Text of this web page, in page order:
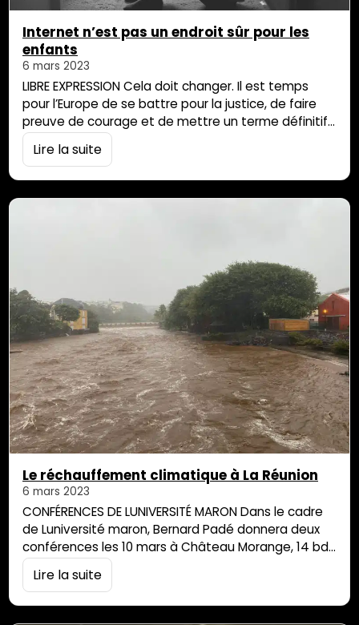
Internet n’est pas un endroit sûr pour les
enfants
6 mars 2023
LIBRE EXPRESSION Cela doit changer. Il est temps
pour l’Europe de se battre pour la justice, de faire
preuve de courage et de mettre un terme définitif
aux sévices sexuels subis par les enfants. Chez
Justice Initiative, nous avons vu l’impact majeur que
Lire la suite
Le réchauffement climatique à La Réunion
6 mars 2023
CONFÉRENCES DE LUNIVERSITÉ MARON Dans le cadre
de Luniversité maron, Bernard Padé donnera deux
conférences les 10 mars à Château Morange, 14 bd
Doret, Saint-Denis, de 17h30 à 19h30, et 18 mars au
Vieux Domaine, 76 chemin recherchant, Ravine-des-
Lire la suite